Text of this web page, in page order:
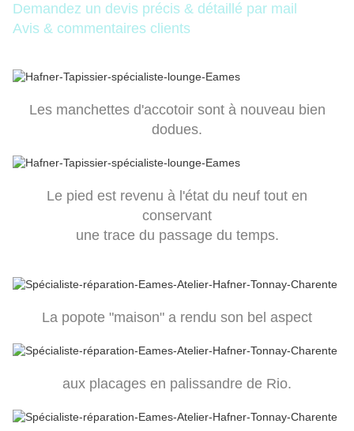
Demandez un devis précis & détaillé par mail
Avis & commentaires clients
Les manchettes d'accotoir sont à nouveau bien
dodues.
Le pied est revenu à l'état du neuf tout en
conservant
une trace du passage du temps.
La popote "maison" a rendu son bel aspect
aux placages en palissandre de Rio.